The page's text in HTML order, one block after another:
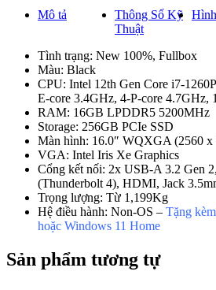
Mô tả
Thông Số Kỹ
Thuật
Tình trạng: New 100%, Fullbox
Màu: Black
CPU: Intel 12th Gen Core i7-
E-core 3.4GHz, 4-P-core 4.7GHz,
RAM: 16GB LPDDR5 5200MHz
Storage: 256GB PCIe SSD
Màn hình: 16.0″ WQXGA (2560
VGA: Intel Iris Xe Graphics
Cổng kết nối: 2x USB-A 3.2 Gen
(Thunderbolt 4), HDMI, Jack
Trọng lượng: Từ 1,199Kg
Hệ điều hành: Non-OS – Tặng
hoặc Windows 11 Home
Sản phẩm tương tự